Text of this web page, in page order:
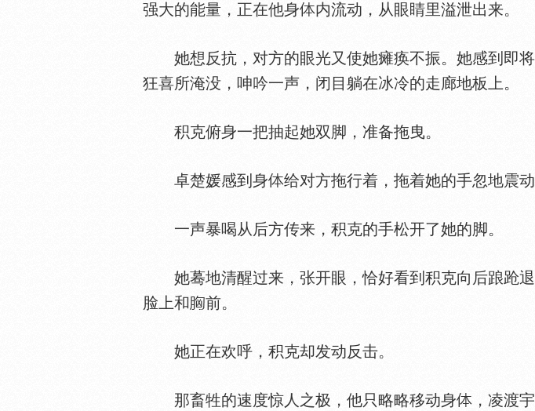
强大的能量，正在他身
内流动，从眼睛里溢泄出来。
她想反抗，对方的眼光又使她瘫痪不振。她感到即将
狂喜所淹没，呻吟一声，闭目躺在冰冷的走廊地板上。
积克俯身一把抽起她双脚，准备拖曳。
卓楚媛感到身 给对方拖行着，拖着她的手忽地震
一声暴喝从后方传来，积克的手松开了她的脚。
她蓦地清醒过来，张开眼，恰好看到积克向后踉跄退
脸上和
前。
她正在欢呼，积克却发动反击。
那畜牲的速度惊人之极，他只略略移动身 ，凌渡